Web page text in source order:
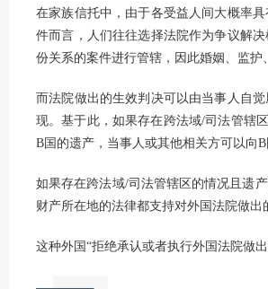
在家族信托中，由于各受益人间大概率
件而言，人们往往选择法院作为争议解
份关系的案件进行管辖，因此婚姻、监护
而法院做出的生效判决可以由当事人自
现。基于此，如果存在跨法域/司法管辖
B国的遗产，当事人或其他相关方可以向
如果存在跨法域/司法管辖区的情况且遗
财产所在地的法律都支持对外国法院做出
这种外国“拒绝承认或者执行外国法院做